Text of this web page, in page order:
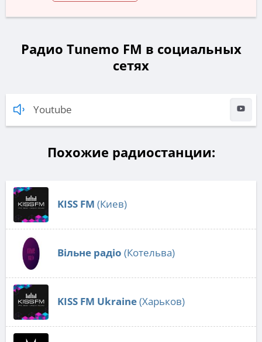
Радио Tunemo FM в социальных
сетях
Youtube
Похожие радиостанции:
KISS FM (Киев)
Вільне радіо (Котельва)
KISS FM Ukraine(Харьков)